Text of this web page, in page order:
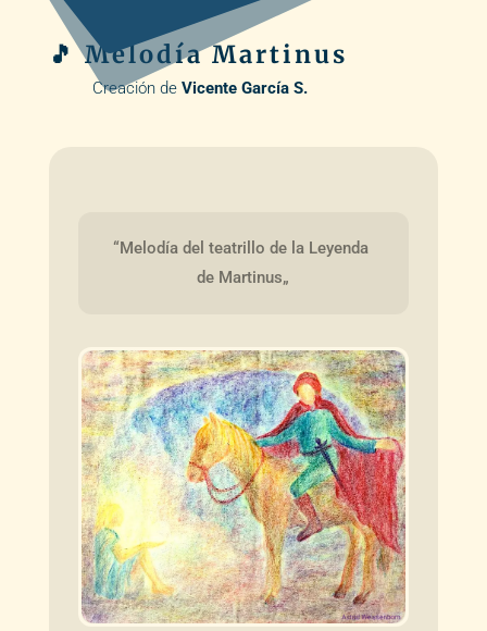
🎵 Melodía Martinus
Creación de Vicente García S.
“Melodía del teatrillo de la Leyenda
de Martinus„